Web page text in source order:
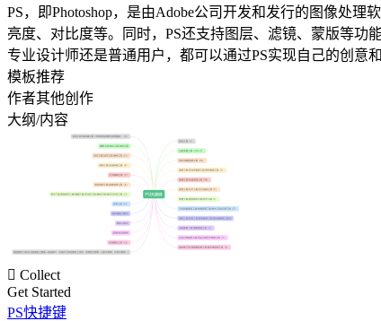
PS，即Photoshop，是由Adobe公司开发和发行的图像处
亮度、对比度等。同时，PS还支持图层、滤镜、蒙版等
专业设计师还是普通用户，都可以通过PS实现自己的创意
模板推荐
作者其他创作
大纲/内容
 Collect
Get Started
PS快捷键